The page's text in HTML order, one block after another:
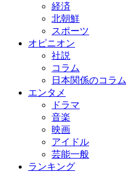
経済
北朝鮮
スポーツ
オピニオン
社説
コラム
日本関係のコラム
エンタメ
ドラマ
音楽
映画
アイドル
芸能一般
ランキング